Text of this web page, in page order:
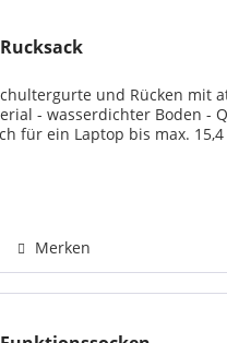
und Rücken mit
- wasserdichter Boden -
für ein Laptop bis max.
Merken